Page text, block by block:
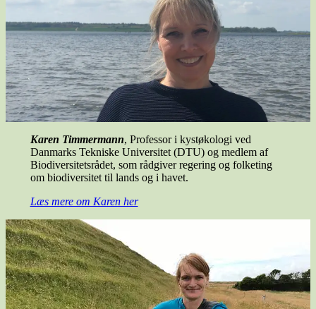
Karen Timmermann, Professor i kystøkologi ved
Danmarks Tekniske Universitet (DTU) og medlem af
Biodiversitetsrådet, som rådgiver regering og folketing
om biodiversitet til lands og i havet.
Læs mere om Karen her